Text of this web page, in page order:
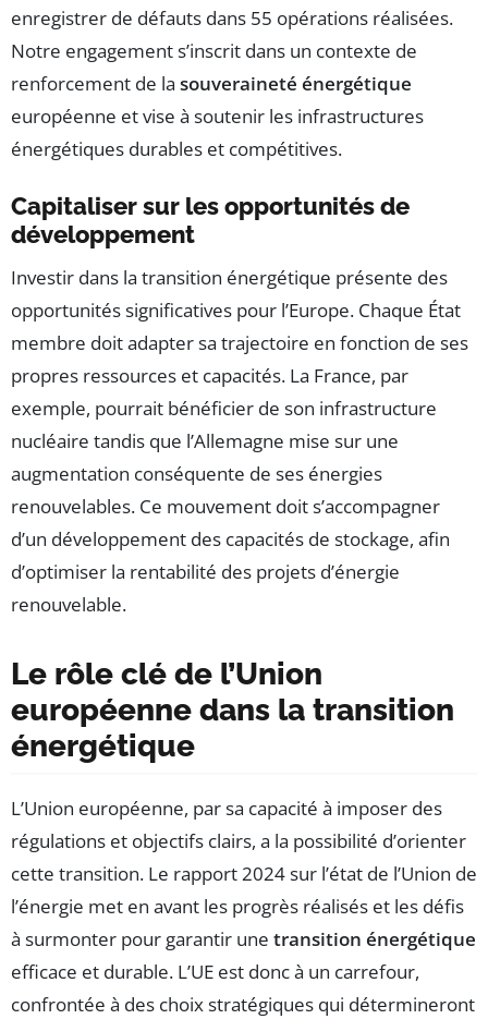
enregistrer de défauts dans 55 opérations réalisées.
Notre engagement s’inscrit dans un contexte de
renforcement de la souveraineté énergétique
européenne et vise à soutenir les infrastructures
énergétiques durables et compétitives.
Capitaliser sur les opportunités de
développement
Investir dans la transition énergétique présente des
opportunités significatives pour l’Europe. Chaque État
membre doit adapter sa trajectoire en fonction de ses
propres ressources et capacités. La France, par
exemple, pourrait bénéficier de son infrastructure
nucléaire tandis que l’Allemagne mise sur une
augmentation conséquente de ses énergies
renouvelables. Ce mouvement doit s’accompagner
d’un développement des capacités de stockage, afin
d’optimiser la rentabilité des projets d’énergie
renouvelable.
Le rôle clé de l’Union
européenne dans la transition
énergétique
L’Union européenne, par sa capacité à imposer des
régulations et objectifs clairs, a la possibilité d’orienter
cette transition. Le rapport 2024 sur l’état de l’Union de
l’énergie met en avant les progrès réalisés et les défis
à surmonter pour garantir une transition énergétique
efficace et durable. L’UE est donc à un carrefour,
confrontée à des choix stratégiques qui détermineront